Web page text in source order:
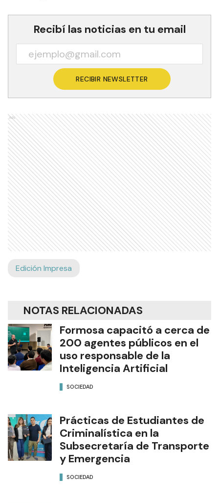
Recibí las noticias en tu email
RECIBIR NEWSLETTER
Ads
Edición Impresa
NOTAS RELACIONADAS
Formosa capacitó a cerca de
200 agentes públicos en el
uso responsable de la
Inteligencia Artificial
SOCIEDAD
Prácticas de Estudiantes de
Criminalística en la
Subsecretaría de Transporte
y Emergencia
SOCIEDAD